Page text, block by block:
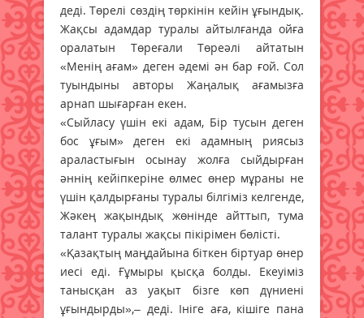
деді. Төрелі сөздің төркінін кейін ұғындық.
Жақсы адамдар туралы айтылғанда ойға
оралатын Төреғали Төреәлі айтатын
«Менің ағам» деген әдемі ән бар ғой. Сол
туындыны авторы Жаңалық ағамызға
арнап шығарған екен.
«Сыйласу үшін екі адам, Бір тусын деген
бос ұғым» деген екі адамның риясыз
араластығын осынау жолға сыйдырған
әннің кейіпкеріне өлмес өнер мұраны не
үшін қалдырғаны туралы білгіміз келгенде,
Жәкең жақындық жөнінде айттып, тума
талант туралы жақсы пікірімен бөлісті.
«Қазақтың маңдайына біткен біртуар өнер
иесі еді. Ғұмыры қысқа болды. Екеуіміз
танысқан аз уақыт бізге көп дүниені
ұғындырды»,– деді. Ініге аға, кішіге пана